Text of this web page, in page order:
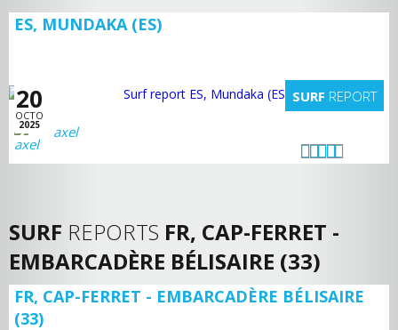
ES, MUNDAKA (ES)
20
OCTO
2025
SURF REPORT
axel
SURF REPORTS FR, CAP-FERRET -
EMBARCADÈRE BÉLISAIRE (33)
FR, CAP-FERRET - EMBARCADÈRE BÉLISAIRE
(33)